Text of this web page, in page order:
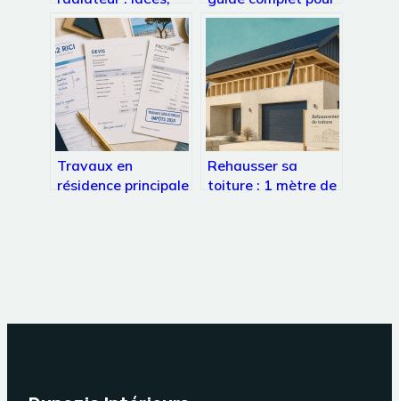
risques et solutions
intelligentes
choisir et installer le
Travaux en
résidence principale
Rehausser sa
toiture : 1 mètre de